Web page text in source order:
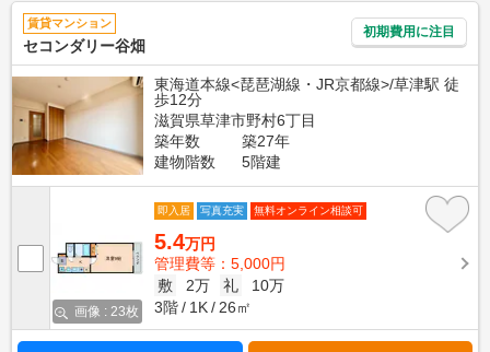
賃貸マンション
セコンダリー谷畑
初期費用に注目
東海道本線<琵琶湖線・JR京都線>/草津駅 徒
歩12分
滋賀県草津市野村6丁目
築年数
築27年
建物階数
5階建
画像 : 23枚
即入居 写真充実 無料オンライン相談可
5.4万円
管理費等：5,000円
敷
2万 礼
10万
3階
1K 26㎡